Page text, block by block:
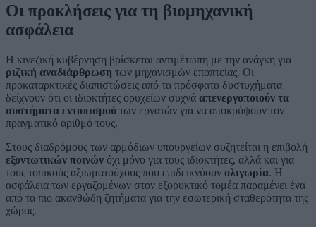
Οι προκλήσεις για τη βιομηχανική
ασφάλεια
Η κινεζική κυβέρνηση βρίσκεται αντιμέτωπη με την ανάγκη για
ριζική αναδιάρθρωση των μηχανισμών εποπτείας. Οι
προκαταρκτικές διαπιστώσεις από τα πρόσφατα δυστυχήματα
δείχνουν ότι οι ιδιοκτήτες ορυχείων συχνά απενεργοποιούν τα
συστήματα εντοπισμού των εργατών για να αποκρύψουν τον
πραγματικό αριθμό τους.
Στους διαδρόμους των αρμόδιων υπουργείων συζητείται η επιβολή
εξοντωτικών ποινών όχι μόνο για τους ιδιοκτήτες, αλλά και για
τους τοπικούς αξιωματούχους που επιδεικνύουν ολιγωρία. Η
ασφάλεια των εργαζομένων στον εξορυκτικό τομέα παραμένει ένα
από τα πιο ακανθώδη ζητήματα για την εσωτερική σταθερότητα της
χώρας.